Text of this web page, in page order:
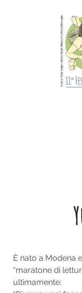
È nato a Modena
“maratone di
ultimamente: